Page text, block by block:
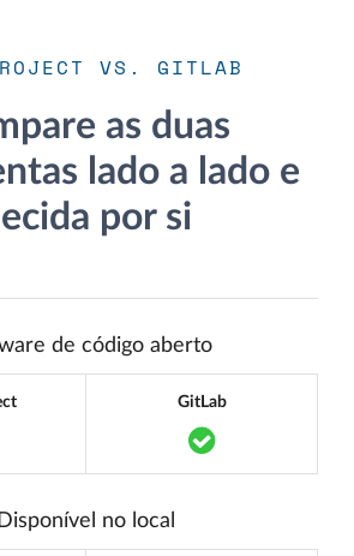
VS. GITLAB
as duas
lado a lado e
por si
de código aberto
Translation missing:
GitLab
Disponível no local